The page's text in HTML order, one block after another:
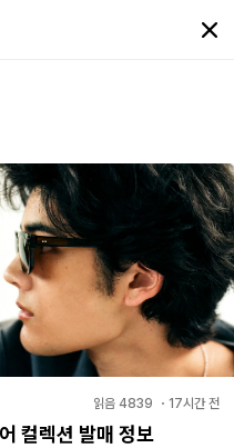
읽음 4839 ・ 17시간 전
컬렉션 발매 정보